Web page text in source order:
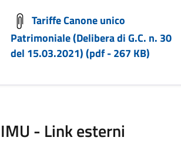
Tariffe Canone unico
Patrimoniale (Delibera di G.C. n. 30
del 15.03.2021) (pdf - 267 KB)
IMU - Link esterni